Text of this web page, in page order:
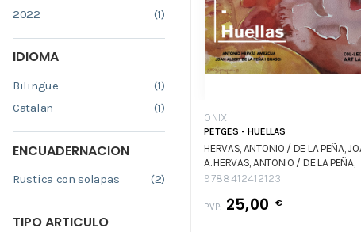
2022
(1)
IDIOMA
Bilingue
(1)
Catalan
(1)
ENCUADERNACION
Rustica con solapas (2)
TIPO ARTICULO
ONIX
PETGES - HUELLAS
HERVAS, ANTONIO / DE LA PEÑA,
A.HERVAS, ANTONIO / DE LA PEÑA,
JOAN A.
9788412412123
PVP: 25,00 €